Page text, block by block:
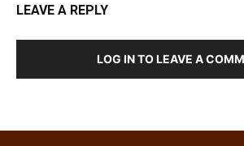
LEAVE A REPLY
LOG IN TO LEAVE A